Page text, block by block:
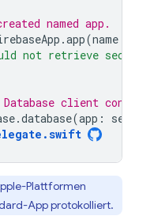
named app.
.app(name
not retrieve
client
.database(app :
.swift
Plattformen
App protokolliert.